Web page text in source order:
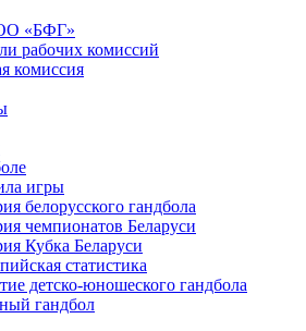
«БФГ»
рабочих комиссий
комиссия
игры
белорусского гандбола
чемпионатов Беларуси
Кубка Беларуси
статистика
детско-юношеского гандбола
гандбол